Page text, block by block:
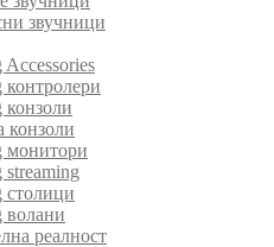
звучници
Accessories
контролери
конзоли
конзоли
монитори
streaming
столици
волани
реалност